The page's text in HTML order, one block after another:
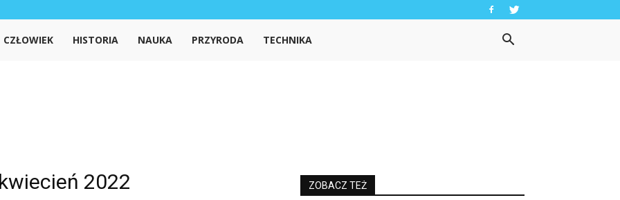
Wiedzanet.pl
CZŁOWIEK HISTORIA NAUKA PRZYRODA TECHNIKA
2022 ZOBACZ TEŻ